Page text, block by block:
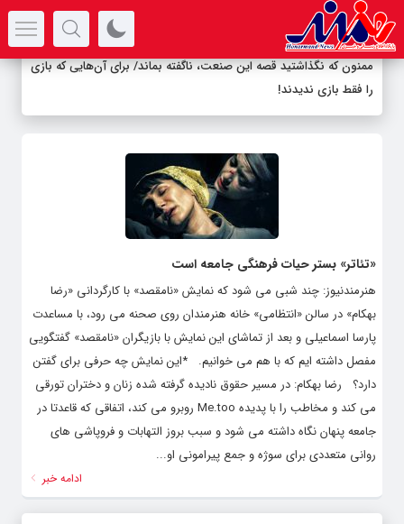
ممنون که نگذاشتید قصه این صنعت، ناگفته بماند/ برای آن‌هایی که بازی
را فقط بازی ندیدند!
«تئاتر» بستر حیات فرهنگی جامعه است
هنرمندنیوز: چند شبی می شود که نمایش «نامقصد» با کارگردانی «رضا
بهکام» در سالن «انتظامی» خانه هنرمندان روی صحنه می رود، با مساعدت
پارسا اسماعیلی و بعد از تماشای این نمایش با بازیگران «نامقصد» گفتگویی
مفصل داشته ایم که با هم می خوانیم. *این نمایش چه حرفی برای گفتن
دارد؟ رضا بهکام: در مسیر حقوق نادیده گرفته شده زنان و دختران تورقی
می کند و مخاطب را با پدیده Me.too روبرو می کند، اتفاقی که قاعدتا در
جامعه پنهان نگاه داشته می شود و سبب بروز التهابات و فروپاشی های
روانی متعددی برای سوژه و جمع پیرامونی او...
ادامه خبر